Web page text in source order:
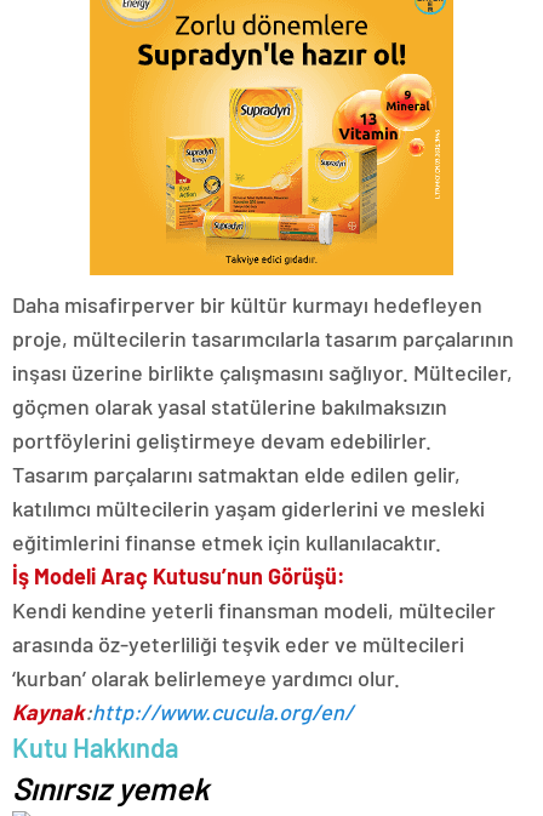
Daha misafirperver bir kültür kurmayı hedefleyen
proje, mültecilerin tasarımcılarla tasarım parçalarının
inşası üzerine birlikte çalışmasını sağlıyor. Mülteciler,
göçmen olarak yasal statülerine bakılmaksızın
portföylerini geliştirmeye devam edebilirler.
Tasarım parçalarını satmaktan elde edilen gelir,
katılımcı mültecilerin yaşam giderlerini ve mesleki
eğitimlerini finanse etmek için kullanılacaktır.
İş Modeli Araç Kutusu’nun Görüşü:
Kendi kendine yeterli finansman modeli, mülteciler
arasında öz-yeterliliği teşvik eder ve mültecileri
‘kurban’ olarak belirlemeye yardımcı olur.
Kaynak:http://www.cucula.org/en/
Kutu Hakkında
Sınırsız yemek